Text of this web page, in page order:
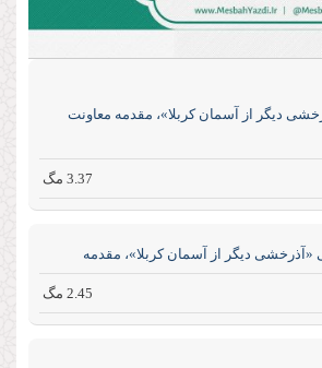
دیگر‌ از‌ آسمان‌ کربلا»، مقدمه معاونت
3.37 مگ
2.45 مگ